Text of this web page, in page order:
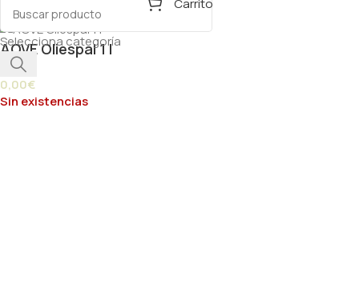
Selecciona categoría
Carrito
AOVE Oliespal 1 l
0,00€
Sin existencias